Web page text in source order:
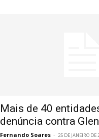
Mais de 40
denúncia contra
Fernando Soares - 25 DE JANEIRO DE